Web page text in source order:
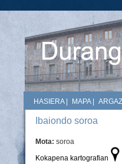
HASIERA| MAPA|
Ibaiondo soroa
Mota: soroa
Kokapena kartografian